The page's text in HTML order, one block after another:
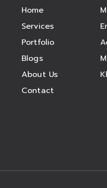
Home
Services
Portfolio
Blogs
About Us
Contact